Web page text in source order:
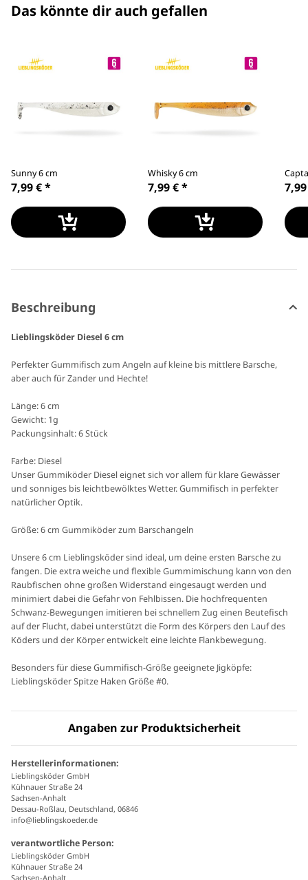
Das könnte dir auch gefallen
Sunny 6 cm
7,99 €*
Whisky 6 cm
7,99 €*
Beschreibung
Lieblingsköder Diesel 6 cm
Perfekter Gummifisch zum Angeln auf kleine bis mittlere Barsche,
aber auch für Zander und Hechte!
Länge: 6 cm
Gewicht: 1g
Packungsinhalt: 6 Stück
Farbe: Diesel
Unser Gummiköder Diesel eignet sich vor allem für klare Gewässer
und sonniges bis leichtbewölktes Wetter. Gummifisch in perfekter
natürlicher Optik.
Größe: 6 cm Gummiköder zum Barschangeln
Unsere 6 cm Lieblingsköder sind ideal, um deine ersten Barsche zu
fangen. Die extra weiche und flexible Gummimischung kann von den
Raubfischen ohne großen Widerstand eingesaugt werden und
minimiert dabei die Gefahr von Fehlbissen. Die hochfrequenten
Schwanz-Bewegungen imitieren bei schnellem Zug einen Beutefisch
auf der Flucht, dabei unterstützt die Form des Körpers den Lauf des
Köders und der Körper entwickelt eine leichte Flankbewegung.
Besonders für diese Gummifisch-Größe geeignete Jigköpfe:
Lieblingsköder Spitze Haken Größe #0.
Angaben zur Produktsicherheit
Herstellerinformationen:
Lieblingsköder GmbH
Kühnauer Straße 24
Sachsen-Anhalt
Dessau-Roßlau, Deutschland, 06846
info@lieblingskoeder.de
verantwortliche Person:
Lieblingsköder GmbH
Kühnauer Straße 24
Sachsen-Anhalt